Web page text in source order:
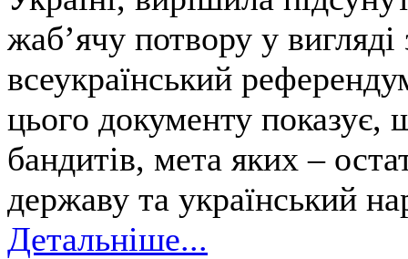
жаб’ячу потвору у
всеукраїнський
цього документу
бандитів, мета яких –
державу та український
Детальніше...